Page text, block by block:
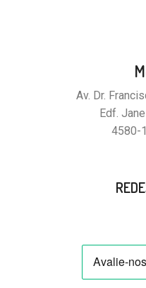
Av. Dr.
Edf.
4580-